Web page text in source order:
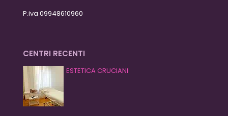
P.iva 09948610960
CENTRI RECENTI
ESTETICA CRUCIANI